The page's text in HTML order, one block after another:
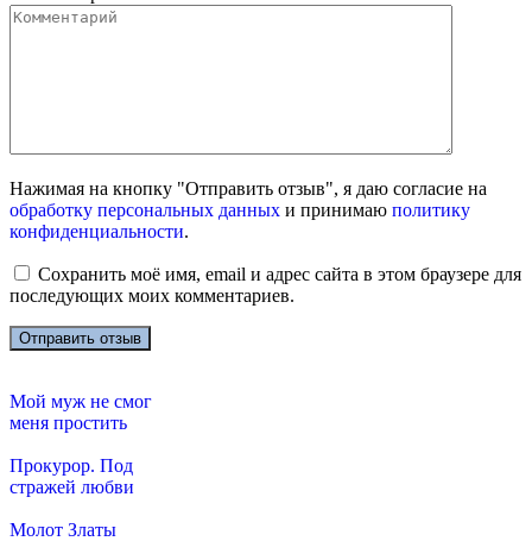
Нажимая на кнопку "Отправить отзыв", я даю согласие на
обработку персональных данных и принимаю политику
конфиденциальности.
Сохранить моё имя, email и адрес сайта в этом браузере для
последующих моих комментариев.
Мой муж не смог
меня простить
Прокурор. Под
стражей любви
Молот Златы